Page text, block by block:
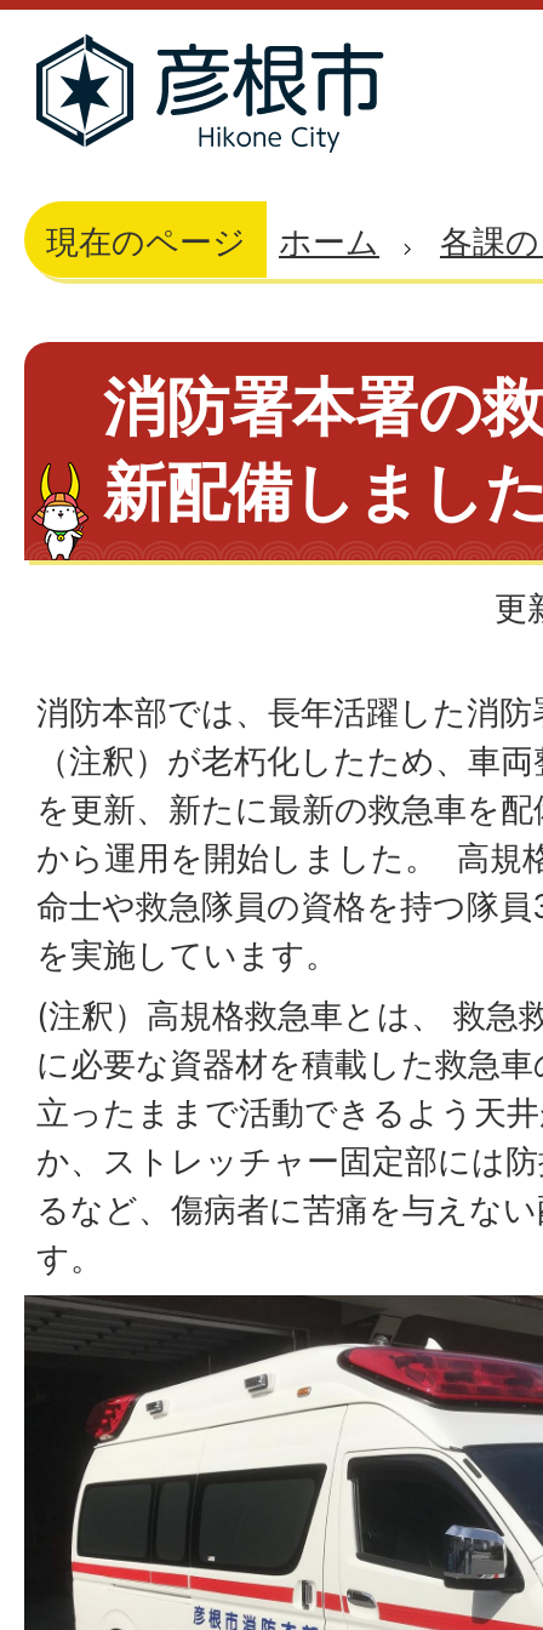
現在のページ ホーム 各課
消防署本署の
新配備しまし
更
消防本部では、長年活躍した消
（注釈）が老朽化したため、車
を更新、新たに最新の救急車を
から運用を開始しました。 高規
命士や救急隊員の資格を持つ隊
を実施しています。
(注釈）高規格救急車とは、 救急
に必要な資器材を積載した救急
立ったままで活動できるよう天
か、ストレッチャー固定部には
るなど、傷病者に苦痛を与えな
す。